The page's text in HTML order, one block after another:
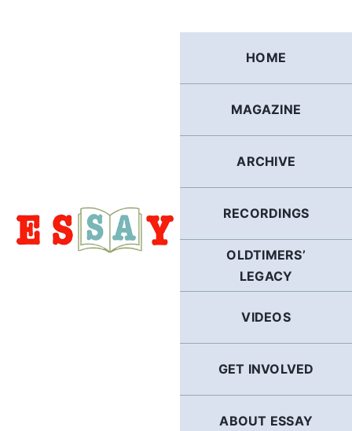
HOME
MAGAZINE
ARCHIVE
RECORDINGS
OLDTIMERS’
LEGACY
VIDEOS
GET INVOLVED
ABOUT ESSAY